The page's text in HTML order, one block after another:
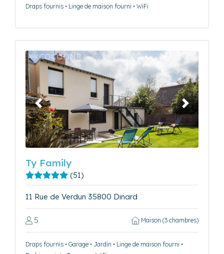
Draps fournis • Linge de maison fourni • WiFi
Précédent Suivant
Ty Family
(51)
11 Rue de Verdun 35800 Dinard
5 Maison (3 chambres)
Draps fournis • Garage • Jardin • Linge de maison fourni •